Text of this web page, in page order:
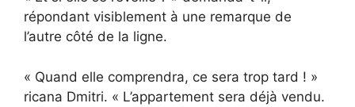
répondant visiblement à une remarque de
l’autre côté de la ligne.
« Quand elle comprendra, ce sera trop tard ! »
ricana Dmitri. « L’appartement sera déjà vendu.